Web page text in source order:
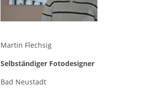
Martin Flechsig
Selbständiger Fotodesigner
Bad Neustadt